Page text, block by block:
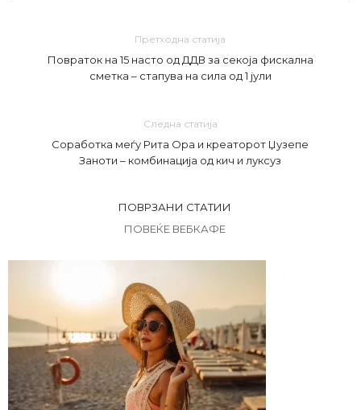
Претходна статија
Повраток на 15 насто од ДДВ за секоја фискална
сметка – стапува на сила од 1 јули
Следна статија
Соработка меѓу Рита Ора и креаторот Џузепе
Заноти – комбинација од кич и луксуз
ПОВРЗАНИ СТАТИИ
ПОВЕЌЕ ВЕБКАФЕ